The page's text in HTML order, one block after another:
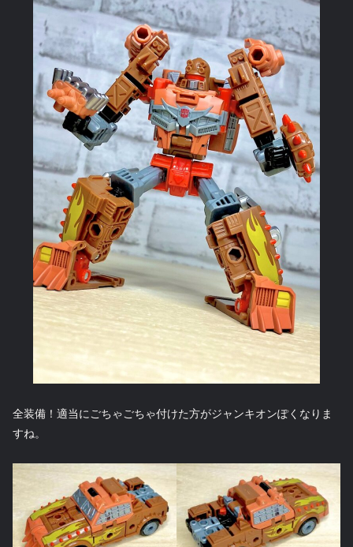
全装備！適当にごちゃごちゃ付けた方がジャンキオンぽくなりま
すね。